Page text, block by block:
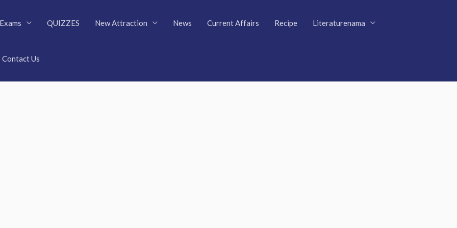
Exams QUIZZES New Attraction News Current Affairs Recipe Literaturenama
Contact Us